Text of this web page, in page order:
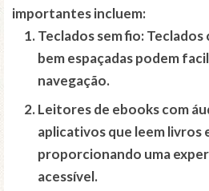
importantes incluem:
Teclados sem fio: Teclados
bem espaçadas podem
navegação.
Leitores de ebooks com
aplicativos que leem livros
proporcionando uma
acessível.